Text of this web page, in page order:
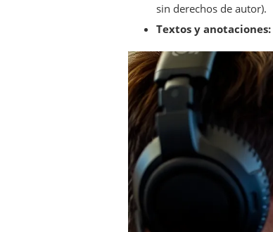
sin derechos de autor).
Textos y anotaciones: